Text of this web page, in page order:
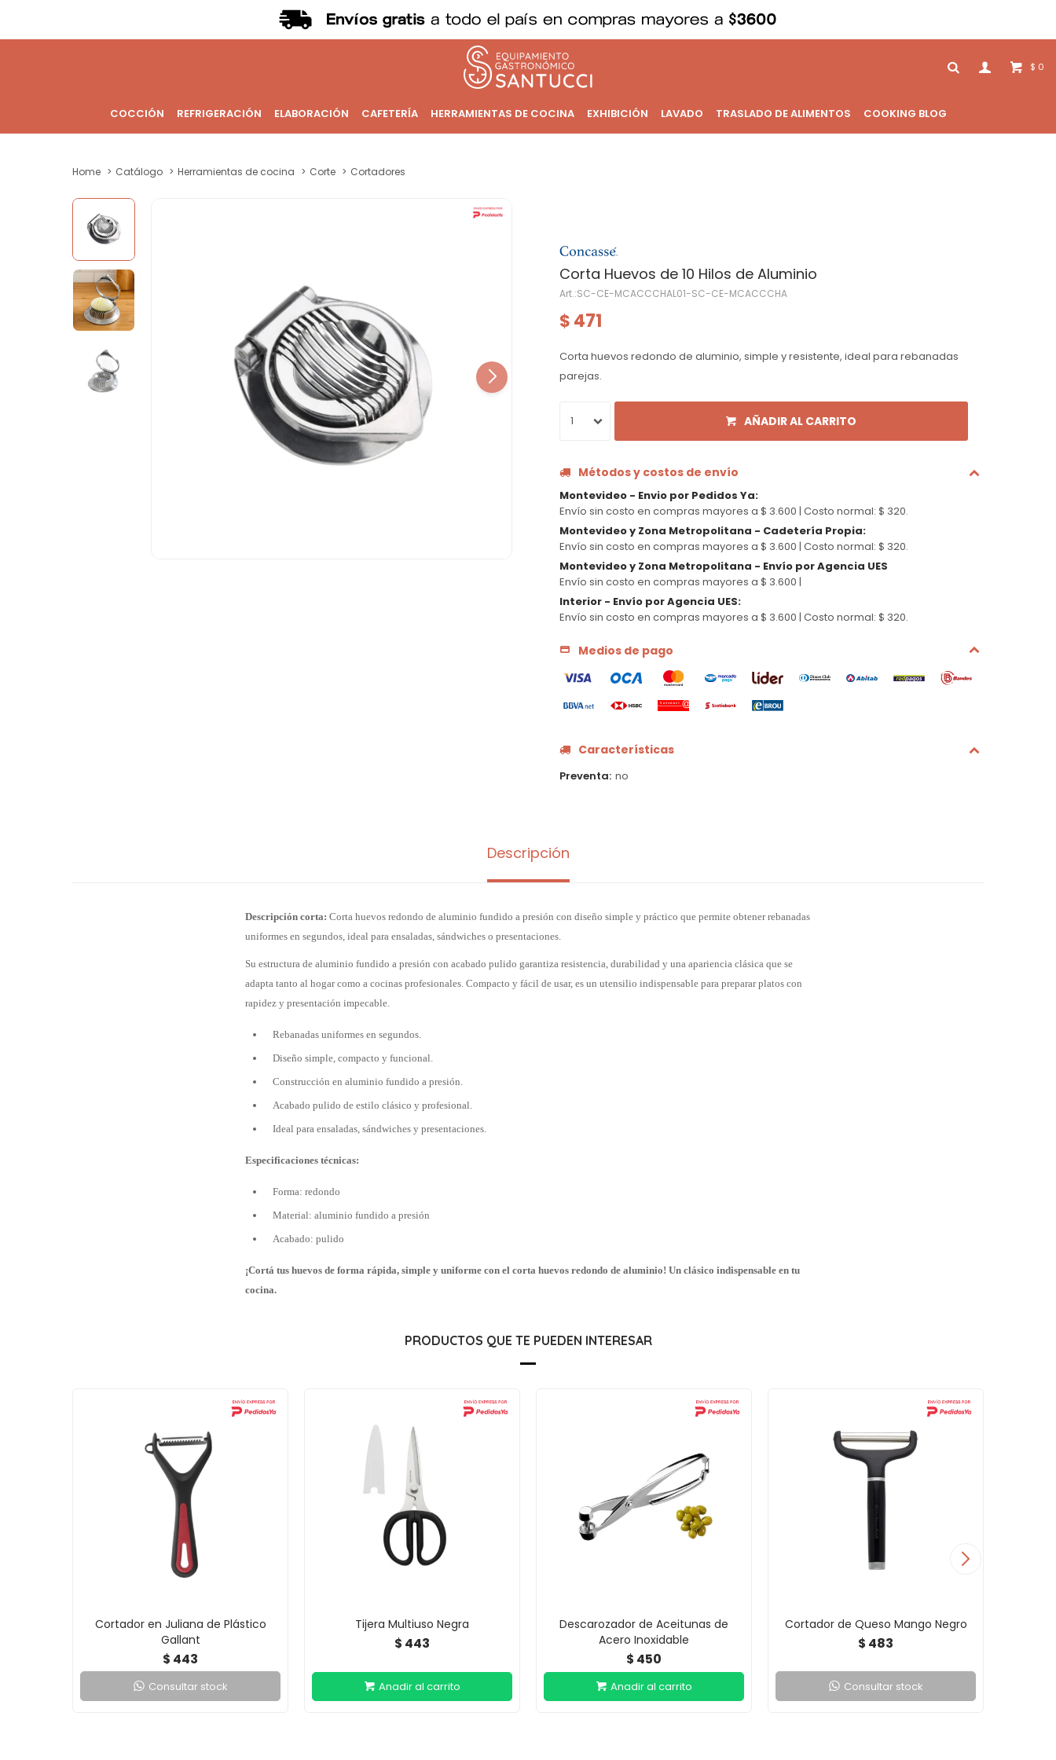
COCCIÓN REFRIGERACIÓN ELABORACIÓN CAFETERÍA HERRAMIENTAS DE COCINA EXHIBICIÓN LAVADO TRASLADO DE ALIMENTOS COOKING BLOG
$ 0
Home Catálogo Herramientas de cocina Corte Cortadores
Corta Huevos de 10 Hilos de Aluminio
SC-CE-MCACCCHAL01-SC-CE-MCACCCHA
$ 471
Corta huevos redondo de aluminio, simple y resistente, ideal para rebanadas
parejas.
1 AÑADIR AL CARRITO
Métodos y costos de envío
Montevideo - Envio por Pedidos Ya:
Envío sin costo en compras mayores a $ 3.600 | Costo normal: $ 320.
Montevideo y Zona Metropolitana - Cadetería Propia:
Envío sin costo en compras mayores a $ 3.600 | Costo normal: $ 320.
Montevideo y Zona Metropolitana - Envío por Agencia UES
Envío sin costo en compras mayores a $ 3.600 |
Interior - Envío por Agencia UES:
Envío sin costo en compras mayores a $ 3.600 | Costo normal: $ 320.
Medios de pago
Características
Preventa no
Descripción
Descripción corta: Corta huevos redondo de aluminio fundido a presión con diseño simple y práctico que permite obtener rebanadas
uniformes en segundos, ideal para ensaladas, sándwiches o presentaciones.
Su estructura de aluminio fundido a presión con acabado pulido garantiza resistencia, durabilidad y una apariencia clásica que se
adapta tanto al hogar como a cocinas profesionales. Compacto y fácil de usar, es un utensilio indispensable para preparar platos con
rapidez y presentación impecable.
Rebanadas uniformes en segundos.
Diseño simple, compacto y funcional.
Construcción en aluminio fundido a presión.
Acabado pulido de estilo clásico y profesional.
Ideal para ensaladas, sándwiches y presentaciones.
Especificaciones técnicas:
Forma: redondo
Material: aluminio fundido a presión
Acabado: pulido
¡Cortá tus huevos de forma rápida, simple y uniforme con el corta huevos redondo de aluminio! Un clásico indispensable en tu
cocina.
PRODUCTOS QUE TE PUEDEN INTERESAR
Cortador en Juliana de Plástico
Gallant
$ 443
Consultar stock
Tijera Multiuso Negra
$ 443
Descarozador de Aceitunas de
Acero Inoxidable
$ 450
Cortador de Queso Mango Negro
$ 483
Consultar stock